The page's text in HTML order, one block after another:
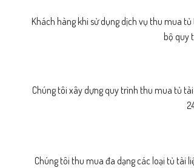
Khách hàng khi sử dụng dịch vụ thu mua
bộ quy
Chúng tôi xây dựng quy trình thu mua tủ
Chúng tôi thu mua đa dạng các loại tủ tài